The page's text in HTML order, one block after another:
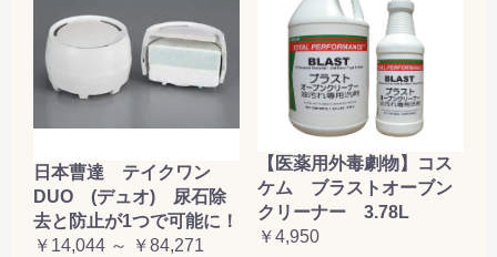
日本曹達 テイクワン
DUO (デュオ) 尿石除
去と防止が1つで可能に！
￥14,044 ～ ￥84,271
【医薬用外毒劇物】コス
ケム ブラストオーブン
クリーナー 3.78L
￥4,950